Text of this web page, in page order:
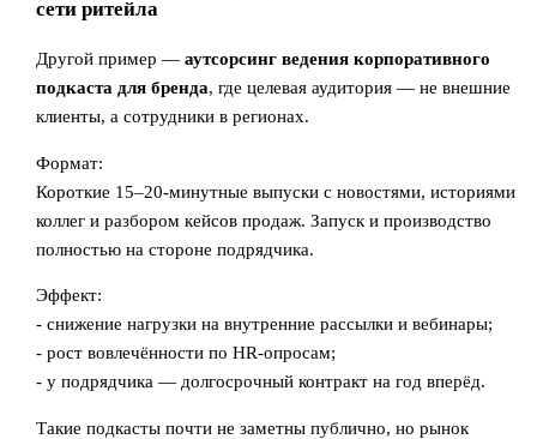
сети ритейла
Другой пример —аутсорсинг ведения корпоративного
подкаста для бренда, где целевая аудитория — не внешние
клиенты, а сотрудники в регионах.
Формат:
Короткие 15–20-минутные выпуски с новостями, историями
коллег и разбором кейсов продаж. Запуск и производство
полностью на стороне подрядчика.
Эффект:
- снижение нагрузки на внутренние рассылки и вебинары;
- рост вовлечённости по HR-опросам;
- у подрядчика — долгосрочный контракт на год вперёд.
Такие подкасты почти не заметны публично, но рынок